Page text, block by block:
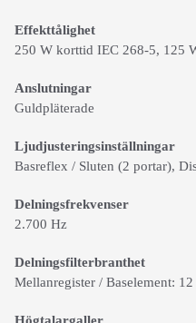
Effekttålighet
250 W korttid IEC 268-5, 125
Anslutningar
Guldpläterade
Ljudjusteringsinställningar
Basreflex / Sluten (2 portar),
Delningsfrekvenser
2.700 Hz
Delningsfilterbranthet
Mellanregister / Baselement: